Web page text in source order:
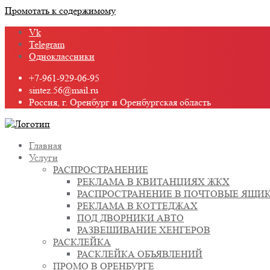
Промотать к содержимому
Vk
Telegram
Одноклассники
+7-961-929-06-95
sintez.56@mail.ru
Россия, г. Оренбург и Оренбургская область
Главная
Услуги
РАСПРОСТРАНЕНИЕ
РЕКЛАМА В КВИТАНЦИЯХ ЖКХ
РАСПРОСТРАНЕНИЕ В ПОЧТОВЫЕ
РЕКЛАМА В КОТТЕДЖАХ
ПОД ДВОРНИКИ АВТО
РАЗВЕШИВАНИЕ ХЕНГЕРОВ
РАСКЛЕЙКА
РАСКЛЕЙКА ОБЪЯВЛЕНИЙ
ПРОМО В ОРЕНБУРГЕ